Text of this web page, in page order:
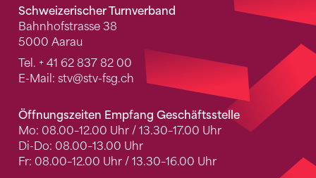
Schweizerischer Turnverband
Bahnhofstrasse 38
5000 Aarau
Tel. + 41 62 837 82 00
E-Mail: stv@stv-fsg.ch
Öffnungszeiten Empfang Geschäftsstelle
Mo: 08.00–12.00 Uhr / 13.30–17.00 Uhr
Di-Do: 08.00–13.00 Uhr
Fr: 08.00–12.00 Uhr / 13.30–16.00 Uhr